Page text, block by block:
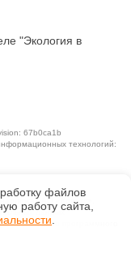
"Экология в
67b0ca1b
технологий:
АО «Кодекс».
данных
российского программного
файлов
работу сайта,